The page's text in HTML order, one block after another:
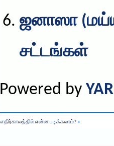
ஜனாஸா
சட்டங்கள்
Powered by
எதிர்காலத்தில் என்ன படிக்கலாம்? »